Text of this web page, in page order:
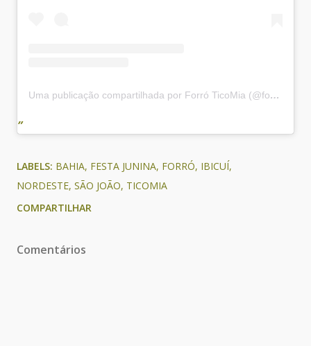
Uma publicação compartilhada por Forró TicoMia (@forroticomiaoficial)
LABELS: BAHIA FESTA JUNINA FORRÓ IBICUÍ
NORDESTE SÃO JOÃO TICOMIA
COMPARTILHAR
Comentários